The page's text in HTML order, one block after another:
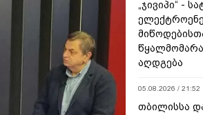
„ჯივიპი“ -
აღდგება
05.08.2026 / 21:52
თბილისსა